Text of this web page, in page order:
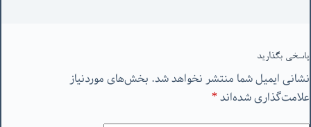
پاسخی بگذارید
نشانی ایمیل شما منتشر نخواهد شد. بخش‌های موردنیاز
علامت‌گذاری شده‌اند*